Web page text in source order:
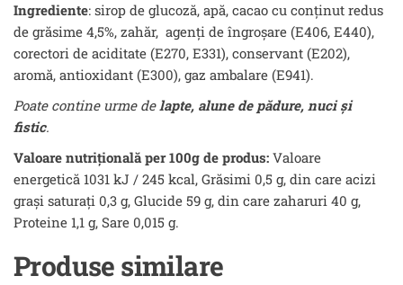
Ingrediente: sirop de glucoză, apă, cacao cu conținut redus
de grăsime 4,5%, zahăr, agenţi de îngroşare (E406, E440),
corectori de aciditate (E270, E331), conservant (E202),
aromă, antioxidant (E300), gaz ambalare (E941).
Poate contine urme delapte, alune de pădure, nuciși
fistic.
Valoare nutrițională per 100g de produs: Valoare
energetică 1031 kJ / 245 kcal, Grăsimi 0,5 g, din care acizi
grași saturați 0,3 g, Glucide 59 g, din care zaharuri 40 g,
Proteine 1,1 g, Sare 0,015 g.
Produse similare